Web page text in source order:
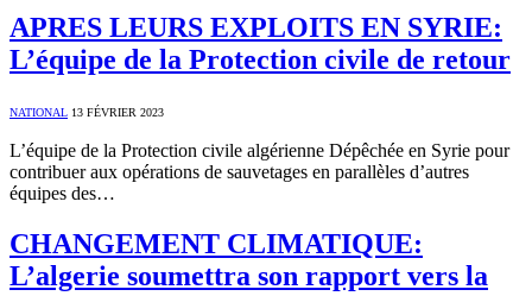
APRES LEURS EXPLOITS EN SYRIE:
L’équipe de la Protection civile de retour
NATIONAL 13 FÉVRIER 2023
L’équipe de la Protection civile algérienne Dépêchée en Syrie pour
contribuer aux opérations de sauvetages en parallèles d’autres
équipes des…
CHANGEMENT CLIMATIQUE:
L’algerie soumettra son rapport vers la